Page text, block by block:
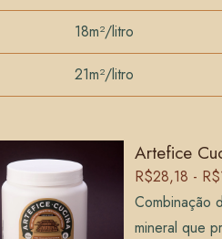
18m²/litro
21m²/litro
Artefice
R$28,18 -
Combinação
mineral que